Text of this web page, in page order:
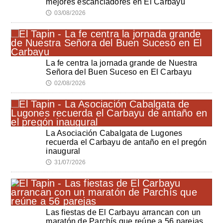
mejores escanciadores en El Carbayu
🕔 03/08/2026
La fe centra la jornada grande de Nuestra
Señora del Buen Suceso en El Carbayu
🕔 02/08/2026
La Asociación Cabalgata de Lugones
recuerda el Carbayu de antaño en el pregón
inaugural
🕔 31/07/2026
Las fiestas de El Carbayu arrancan con un
maratón de Parchís que reúne a 56 parejas